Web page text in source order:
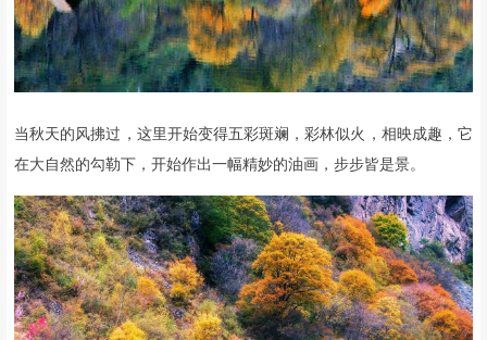
当秋天的风拂过， 这里开始变得五彩斑斓，彩林似火，相映成趣， 它
在大自然的勾勒下，开始作出一幅精妙的油画，步步皆是景。